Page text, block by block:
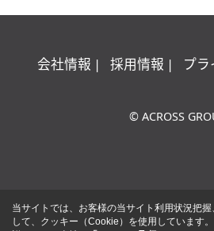
会社情報 採用情報 プ
© ACROSS
当サイトでは、お客様の当サイト利用状況把
して、クッキー（Cookie）を使用しています。